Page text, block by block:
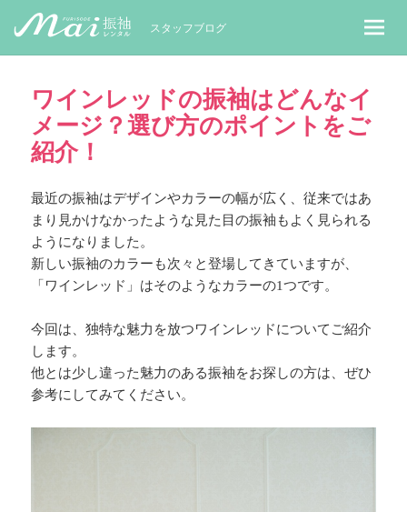
MaiレンタルBLOG｜Maiで成人式振袖
スタッフブログ
ワインレッドの振袖はどんなイ
メージ？選び方のポイントをご
紹介！
最近の振袖はデザインやカラーの幅が広く、従来ではあ
まり見かけなかったような見た目の振袖もよく見られる
ようになりました。
新しい振袖のカラーも次々と登場してきていますが、
「ワインレッド」はそのようなカラーの1つです。
今回は、独特な魅力を放つワインレッドについてご紹介
します。
他とは少し違った魅力のある振袖をお探しの方は、ぜひ
参考にしてみてください。